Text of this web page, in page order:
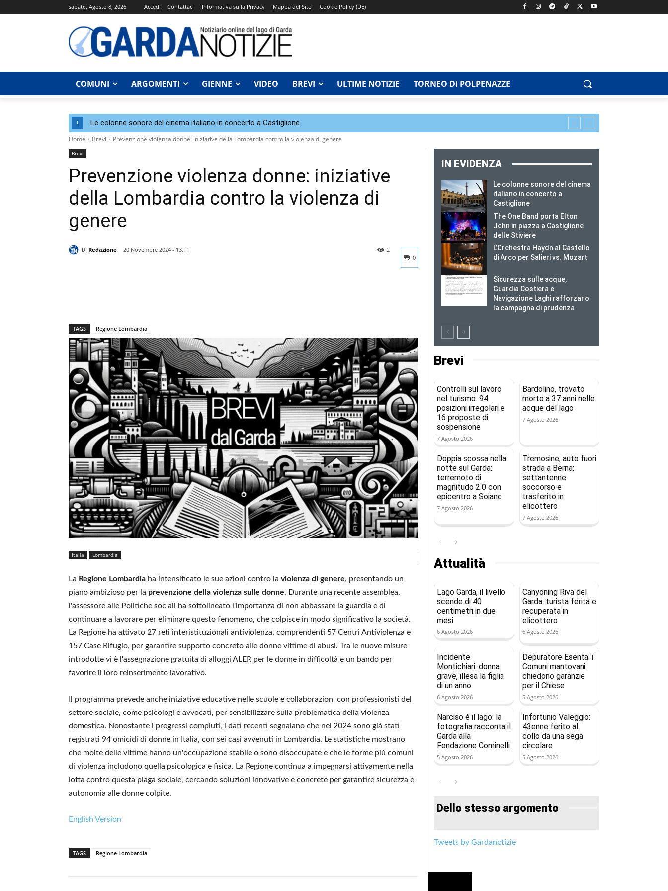
sabato, Agosto 8, 2026 Accedi Contattaci Informativa sulla Privacy Mappa del Sito Cookie Policy (UE)
COMUNI ARGOMENTI GIENNE VIDEO BREVI ULTIME NOTIZIE TORNEO DI POLPENAZZE
! Le colonne sonore del cinema italiano in concerto a Castiglione
Home Brevi Prevenzione violenza donne: iniziative della Lombardia contro la violenza di genere
Brevi
Prevenzione violenza donne: iniziative
della Lombardia contro la violenza di
genere
Di Redazione
20 Novembre 2024 - 13.11
0
2
TAGS Regione Lombardia
Italia Lombardia
La Regione Lombardia ha intensificato le sue azioni contro la violenza di genere, presentando un
piano ambizioso per la prevenzione della violenza sulle donne. Durante una recente assemblea,
l'assessore alle Politiche sociali ha sottolineato l'importanza di non abbassare la guardia e di
continuare a lavorare per eliminare questo fenomeno, che colpisce in modo significativo la società.
La Regione ha attivato 27 reti interistituzionali antiviolenza, comprendenti 57 Centri Antiviolenza e
157 Case Rifugio, per garantire supporto concreto alle donne vittime di abusi. Tra le nuove misure
introdotte vi è l'assegnazione gratuita di alloggi ALER per le donne in difficoltà e un bando per
favorire il loro reinserimento lavorativo.
Il programma prevede anche iniziative educative nelle scuole e collaborazioni con professionisti del
settore sociale, come psicologi e avvocati, per sensibilizzare sulla problematica della violenza
domestica. Nonostante i progressi compiuti, i dati recenti segnalano che nel 2024 sono già stati
registrati 94 omicidi di donne in Italia, con sei casi avvenuti in Lombardia. Le statistiche mostrano
che molte delle vittime hanno un'occupazione stabile o sono disoccupate e che le forme più comuni
di violenza includono quella psicologica e fisica. La Regione continua a impegnarsi attivamente nella
lotta contro questa piaga sociale, cercando soluzioni innovative e concrete per garantire sicurezza e
autonomia alle donne colpite.
English Version
TAGS Regione Lombardia
IN EVIDENZA
Le colonne sonore del cinema
italiano in concerto a
Castiglione
The One Band porta Elton
John in piazza a Castiglione
delle Stiviere
L’Orchestra Haydn al Castello
di Arco per Salieri vs. Mozart
Sicurezza sulle acque,
Guardia Costiera e
Navigazione Laghi rafforzano
la campagna di prudenza
Brevi
Controlli sul lavoro
nel turismo: 94
posizioni irregolari e
16 proposte di
sospensione
7 Agosto 2026
Bardolino, trovato
morto a 37 anni nelle
acque del lago
7 Agosto 2026
Doppia scossa nella
notte sul Garda:
terremoto di
magnitudo 2.0 con
epicentro a Soiano
7 Agosto 2026
Tremosine, auto fuori
strada a Berna:
settantenne
soccorso e
trasferito in
elicottero
7 Agosto 2026
Attualità
Lago Garda, il livello
scende di 40
centimetri in due
mesi
6 Agosto 2026
Canyoning Riva del
Garda: turista ferita e
recuperata in
elicottero
6 Agosto 2026
Incidente
Montichiari: donna
grave, illesa la figlia
di un anno
6 Agosto 2026
Depuratore Esenta: i
Comuni mantovani
chiedono garanzie
per il Chiese
5 Agosto 2026
Narciso è il lago: la
fotografia racconta il
Garda alla
Fondazione Cominelli
5 Agosto 2026
Infortunio Valeggio:
43enne ferito al
collo da una sega
circolare
5 Agosto 2026
Dello stesso argomento
Tweets by Gardanotizie